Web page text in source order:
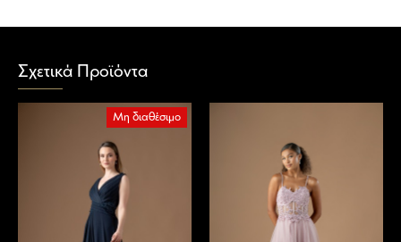
Σχετικά Προϊόντα
Μη διαθέσιμο